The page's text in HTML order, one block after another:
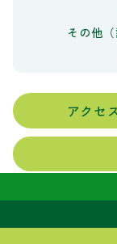
その他
アクセ